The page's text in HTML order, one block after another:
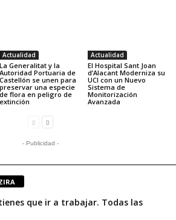
Actualidad
La Generalitat y la
Autoridad Portuaria de
Castellón se unen para
preservar una especie
de flora en peligro de
extinción
Actualidad
El Hospital Sant Joan
d’Alacant Moderniza su
UCI con un Nuevo
Sistema de
Monitorización
Avanzada
- Publicidad -
que ir a trabajar. Todas las